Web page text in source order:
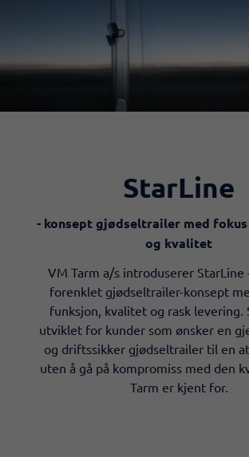
StarLine
- konsept gjødseltrailer med
og kvalitet
VM Tarm a/s introduserer
forenklet gjødseltrailer-konsept
funksjon, kvalitet og rask levering.
utviklet for kunder som ønsker en
og driftssikker gjødseltrailer til en
uten å gå på kompromiss med den
Tarm er kjent for.